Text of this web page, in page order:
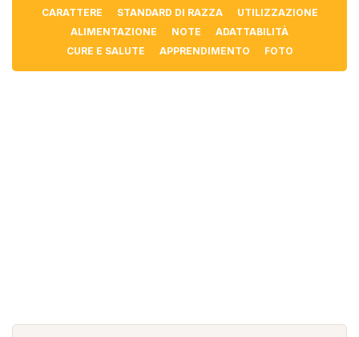
CARATTERE
STANDARD DI RAZZA
UTILIZZAZIONE
ALIMENTAZIONE
NOTE
ADATTABILITÀ
CURE E SALUTE
APPRENDIMENTO FOTO